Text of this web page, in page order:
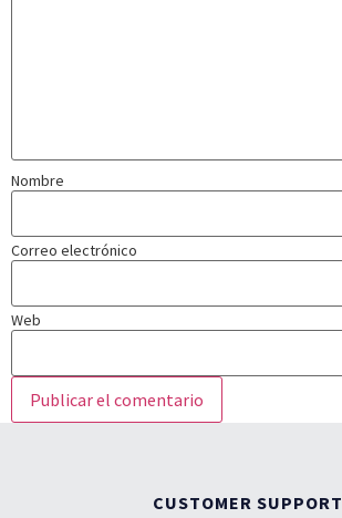
Nombre
Correo electrónico
Web
CUSTOMER SUPPORT